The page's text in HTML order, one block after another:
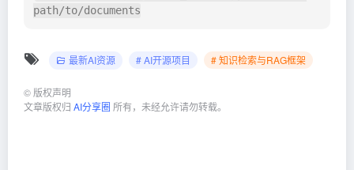
path/to/documents
最新AI资源 # AI开源项目 # 知识检索与RAG框架
© 版权声明
文章版权归 AI分享圈 所有，未经允许请勿转载。